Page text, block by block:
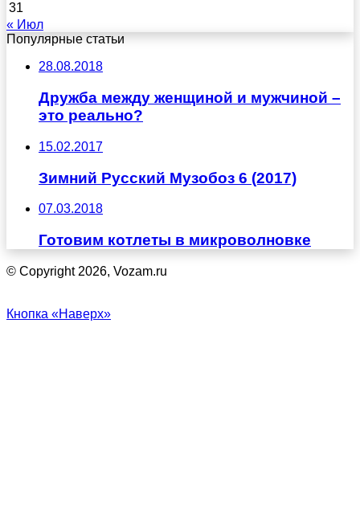
31
« Июл
Популярные статьи
28.08.2018
Дружба между женщиной и мужчиной –
это реально?
15.02.2017
Зимний Русский Музобоз 6 (2017)
07.03.2018
Готовим котлеты в микроволновке
© Copyright 2026, Vozam.ru
Кнопка «Наверх»